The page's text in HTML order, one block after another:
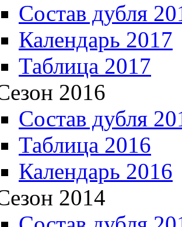
Состав дубля
Календарь 2017
Таблица 2017
2016
Состав дубля
Таблица 2016
Календарь 2016
2014